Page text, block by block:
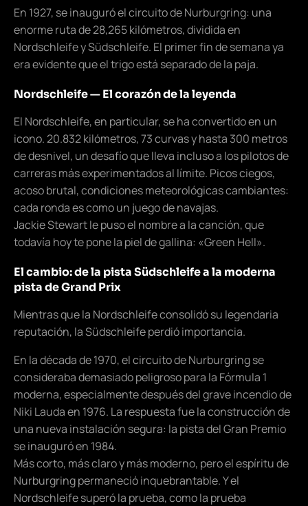
En 1927, se inauguró el circuito de Nurburgring: una
enorme ruta de 28,265 kilómetros, dividida en
Nordschleife y Südschleife. El primer fin de semana ya
era evidente que el trigo está separado de la paja.
Nordschleife — El corazón de la leyenda
El Nordschleife, en particular, se ha convertido en un
icono. 20.832 kilómetros, 73 curvas y hasta 300 metros
de desnivel, un desafío que lleva incluso a los pilotos de
carreras más experimentados al límite. Picos ciegos,
acoso brutal, condiciones meteorológicas cambiantes:
cada ronda es como un juego de navajas.
Jackie Stewart le puso el nombre a la canción, que
todavía hoy te pone la piel de gallina: «Green Hell».
El cambio: de la pista Südschleife a la moderna
pista de Grand Prix
Mientras que la Nordschleife consolidó su legendaria
reputación, la Südschleife perdió importancia.
En la década de 1970, el circuito de Nurburgring se
consideraba demasiado peligroso para la Fórmula 1
moderna, especialmente después del grave incendio de
Niki Lauda en 1976. La respuesta fue la construcción de
una nueva instalación segura: la pista del Gran Premio
se inauguró en 1984.
Más corto, más claro y más moderno, pero el espíritu de
Nurburgring permaneció inquebrantable. Y el
Nordschleife superó la prueba, como la prueba